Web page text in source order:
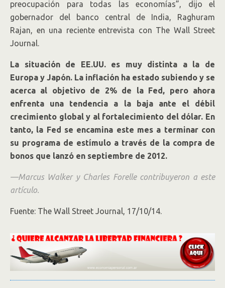
preocupación para todas las economías”, dijo el
gobernador del banco central de India, Raghuram
Rajan, en una reciente entrevista con The Wall Street
Journal.
La situación de EE.UU. es muy distinta a la de
Europa y Japón. La inflación ha estado subiendo y se
acerca al objetivo de 2% de la Fed, pero ahora
enfrenta una tendencia a la baja ante el débil
crecimiento global y al fortalecimiento del dólar. En
tanto, la Fed se encamina este mes a terminar con
su programa de estímulo a través de la compra de
bonos que lanzó en septiembre de 2012.
—Marcus Walker y Charles Forelle contribuyeron a este
artículo.
Fuente: The Wall Street Journal, 17/10/14.